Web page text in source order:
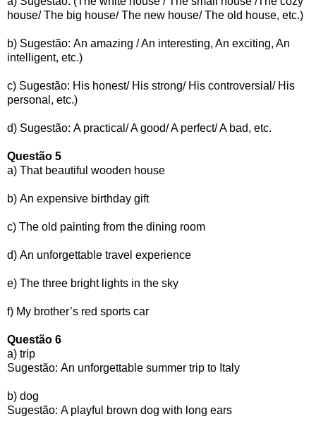
house/ The big house/ The new house/ The old house, etc.)
b) Sugestão: An amazing / An interesting, An exciting, An
intelligent, etc.)
c) Sugestão: His honest/ His strong/ His controversial/ His
personal, etc.)
d) Sugestão: A practical/ A good/ A perfect/ A bad, etc.
Questão 5
a) That beautiful wooden house
b) An expensive birthday gift
c) The old painting from the dining room
d) An unforgettable travel experience
e) The three bright lights in the sky
f) My brother’s red sports car
Questão 6
a) trip
Sugestão: An unforgettable summer trip to Italy
b) dog
Sugestão: A playful brown dog with long ears